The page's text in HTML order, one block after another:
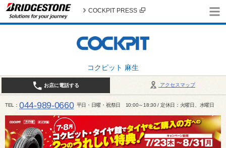
コクピット 麻生
COCKPIT PRESS
アクセスマップ
お店に電話する
TEL 044-989-0660 平日・日曜・祝祭日 10:00～18:30 / 定休日：火曜日、水曜日